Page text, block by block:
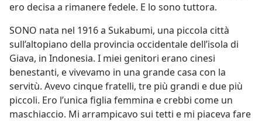
ero decisa a rimanere fedele. E lo sono tuttora.
SONO nata nel 1916 a Sukabumi, una piccola città
sull’altopiano della provincia occidentale dell’isola di
Giava, in Indonesia. I miei genitori erano cinesi
benestanti, e vivevamo in una grande casa con la
servitù. Avevo cinque fratelli, tre più grandi e due più
piccoli. Ero l’unica figlia femmina e crebbi come un
maschiaccio. Mi arrampicavo sui tetti e mi piaceva fare